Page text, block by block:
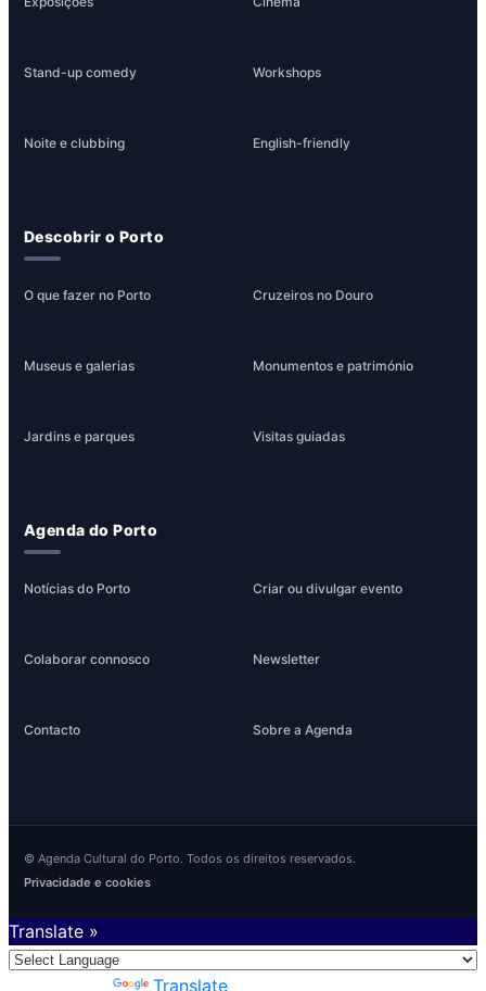
Stand-up comedy Workshops
Noite e clubbing English-friendly
Descobrir o Porto
O que fazer no Porto Cruzeiros no Douro
Museus e galerias Monumentos e património
Jardins e parques Visitas guiadas
Agenda do Porto
Notícias do Porto Criar ou divulgar evento
Colaborar connosco Newsletter
Contacto Sobre a Agenda
© Agenda Cultural do Porto. Todos os direitos reservados.
Privacidade e cookies
Translate »
Translate